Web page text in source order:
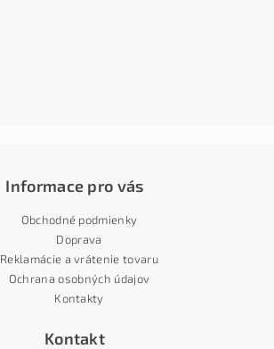
Informace pro vás
Obchodné podmienky
Doprava
Reklamácie a vrátenie tovaru
Ochrana osobných údajov
Kontakty
Kontakt